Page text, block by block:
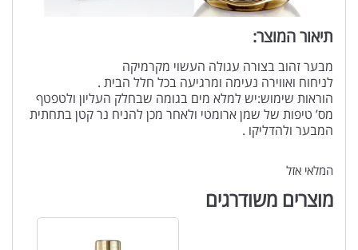
תיאור המוצר:
מבער זהוב בצורה עגולה העשוי מקרמיקה
לניחוח ואווירה נעימה ומרגיעה בכל חלל הבית .
הוראות שימוש:יש למלא מים בגומה שבחלק העליון ולטפטף
מס’ טיפות של שמן ארומטי ולאחר מכן להניח נר קטן בתחתית
המבער ולהדליקו .
המלאי אזל
מוצרים משודרגים